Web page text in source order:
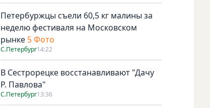
Петербуржцы съели 60,5 кг малины за
неделю фестиваля на Московском
рынке 5 Фото
С.Петербург14:22
В Сестрорецке восстанавливают "Дачу
Р. Павлова"
С.Петербург13:36